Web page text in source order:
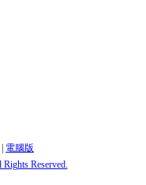
電腦版
Reserved.